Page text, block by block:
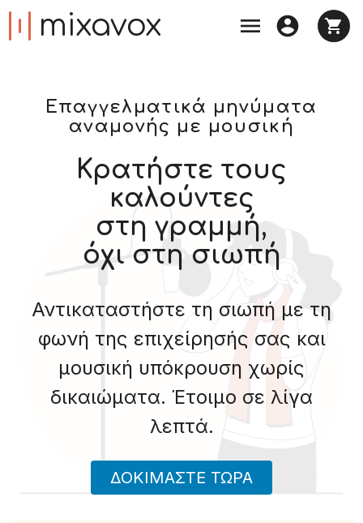
mixavox   
Επαγγελματικά μηνύματα
αναμονής με μουσική
Κρατήστε τους
καλούντες
στη γραμμή,
όχι στη σιωπή
Αντικαταστήστε τη σιωπή με τη
φωνή της επιχείρησής σας και
μουσική υπόκρουση χωρίς
δικαιώματα. Έτοιμο σε λίγα
λεπτά.
ΔΟΚΙΜΆΣΤΕ ΤΏΡΑ